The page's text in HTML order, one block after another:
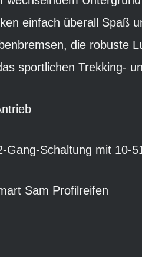
einfach überall Spaß
die robuste
sportlichen Trekking-
Gang-Schaltung mit 10-
Sam Profilreifen